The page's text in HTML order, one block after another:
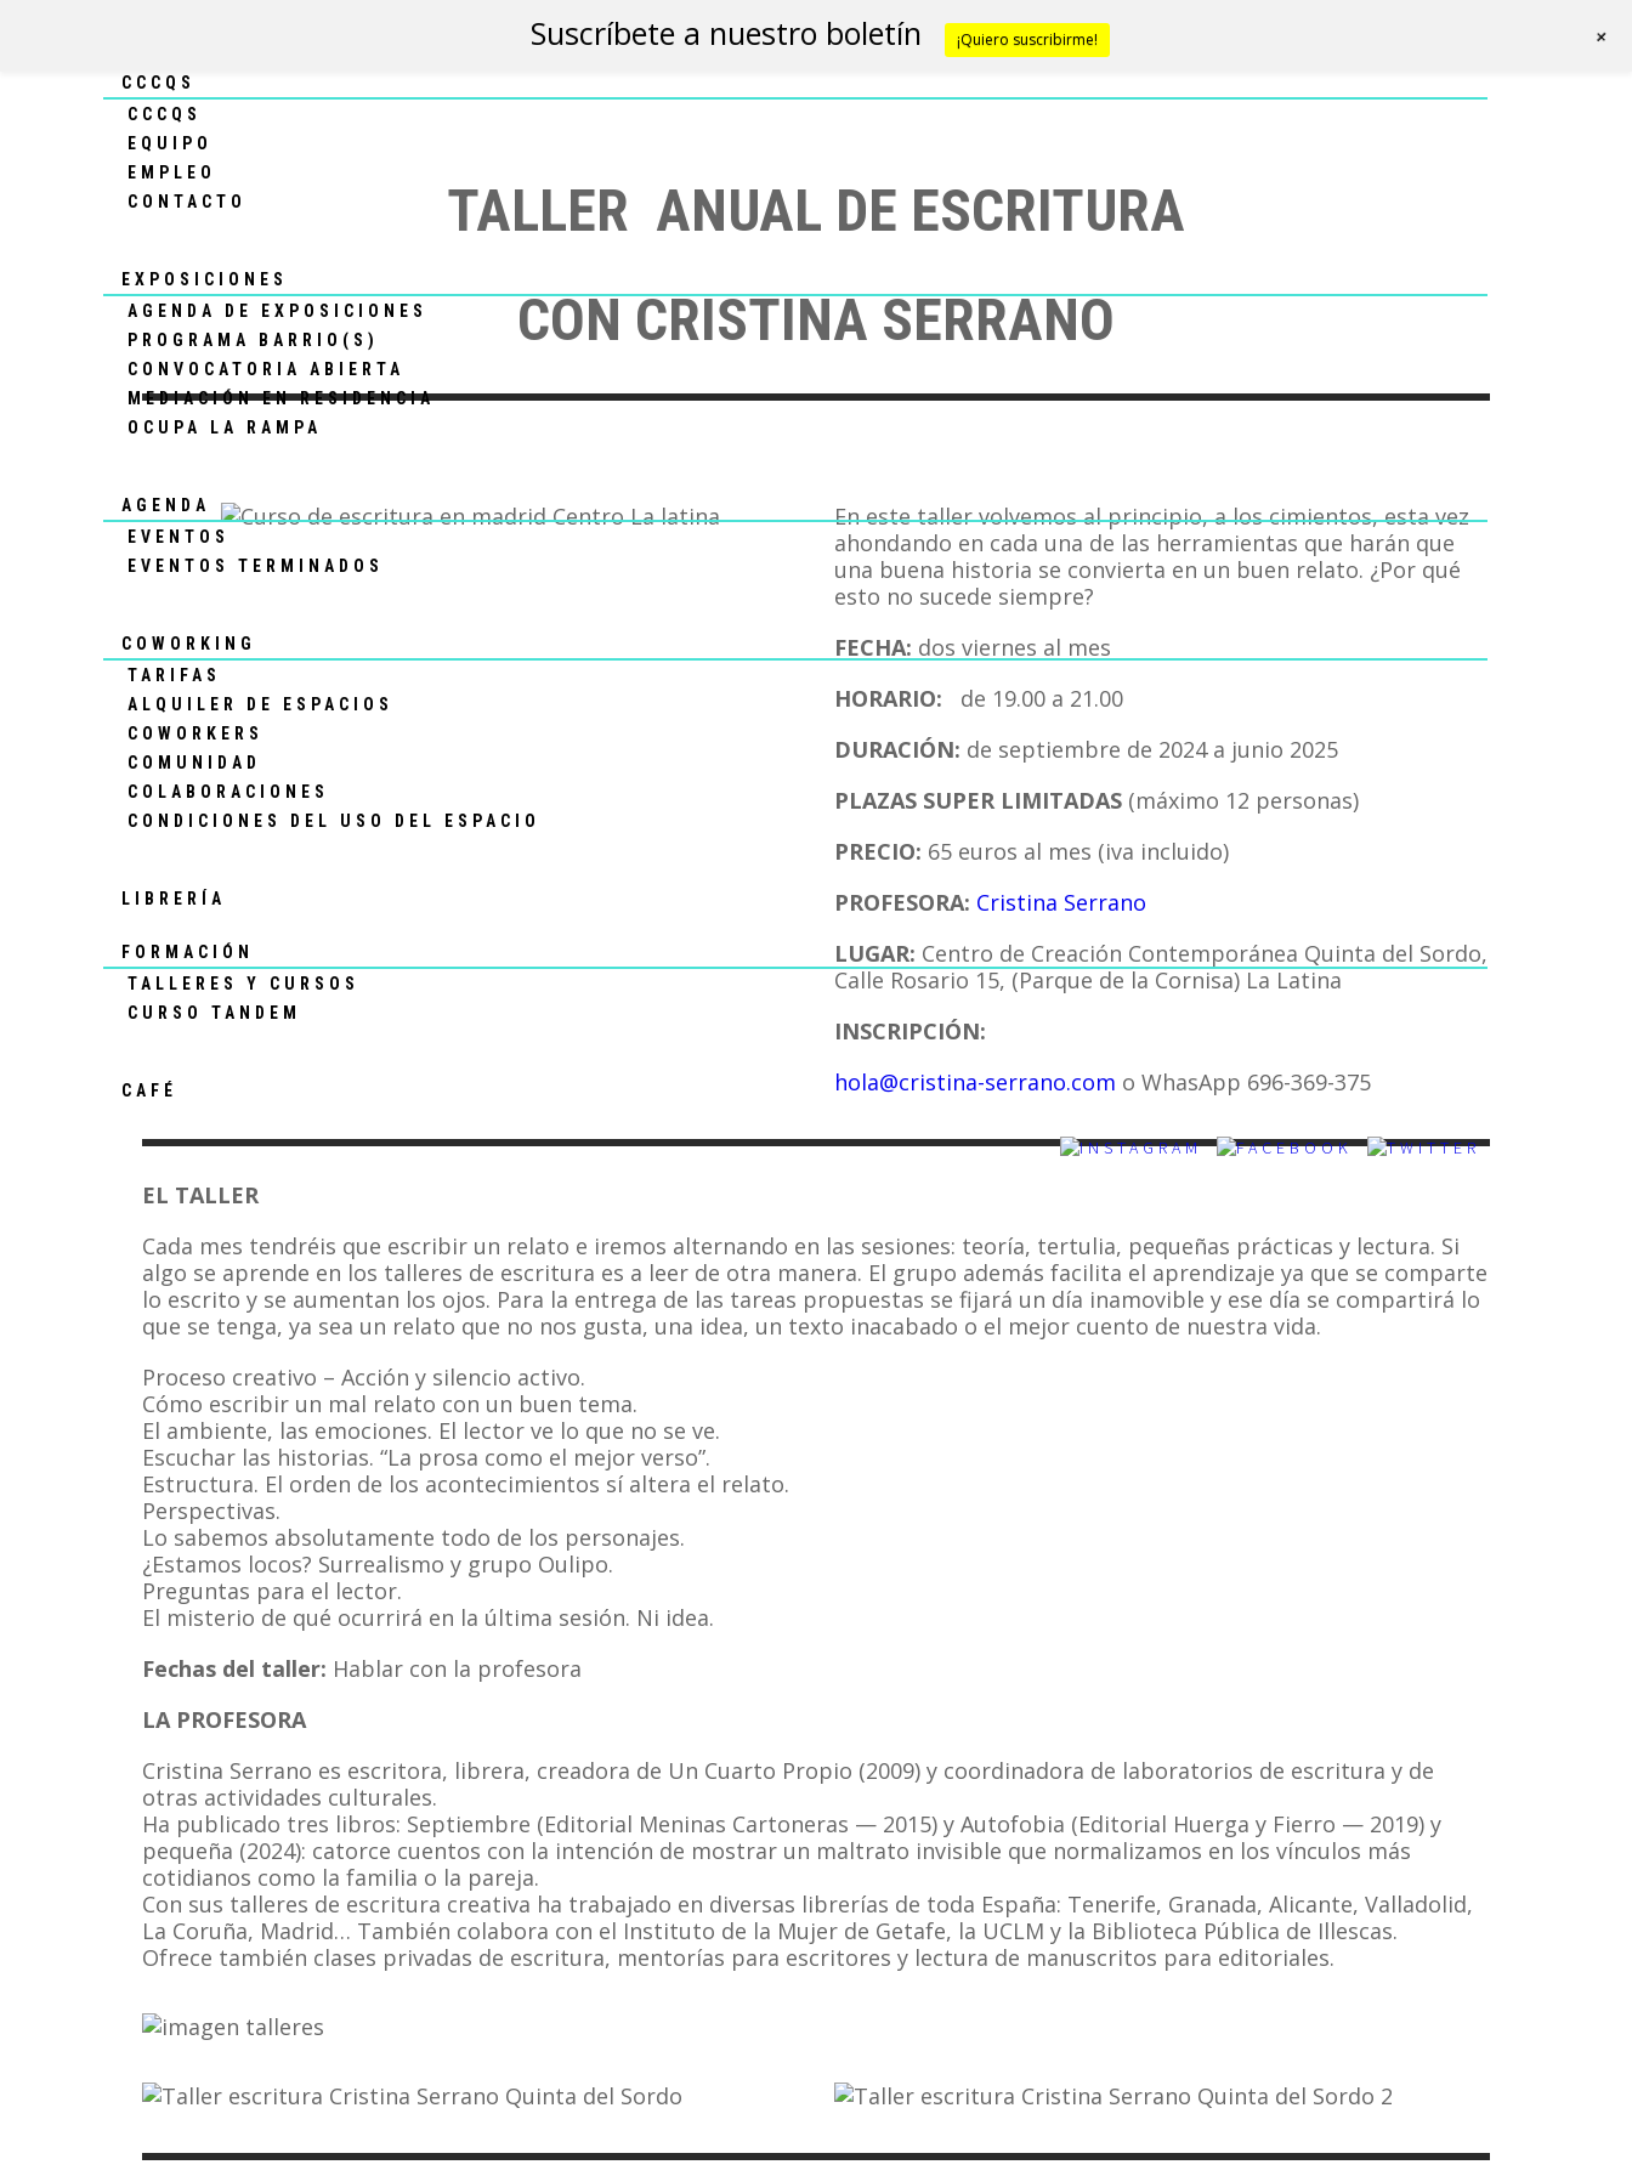
CCCQS
CCCQS
EQUIPO
EMPLEO
CONTACTO
EXPOSICIONES
AGENDA DE EXPOSICIONES
PROGRAMA BARRIO(S)
CONVOCATORIA ABIERTA
MEDIACIÓN EN RESIDENCIA
OCUPA LA RAMPA
AGENDA
EVENTOS
EVENTOS TERMINADOS
COWORKING
TARIFAS
ALQUILER DE ESPACIOS
COWORKERS
COMUNIDAD
COLABORACIONES
CONDICIONES DEL USO DEL ESPACIO
LIBRERÍA
FORMACIÓN
TALLERES Y CURSOS
CURSO TANDEM
CAFÉ
TALLER ANUAL DE ESCRITURA
CON CRISTINA SERRANO
En este taller volvemos al principio, a los cimientos, esta vez
ahondando en cada una de las herramientas que harán que
una buena historia se convierta en un buen relato. ¿Por qué
esto no sucede siempre?
FECHA: dos viernes al mes
HORARIO: de 19.00 a 21.00
DURACIÓN: de septiembre de 2024 a junio 2025
PLAZAS SUPER LIMITADAS (máximo 12 personas)
PRECIO: 65 euros al mes (iva incluido)
PROFESORA: Cristina Serrano
LUGAR: Centro de Creación Contemporánea Quinta del Sordo,
Calle Rosario 15, (Parque de la Cornisa) La Latina
INSCRIPCIÓN:
hola@cristina-serrano.com o WhasApp 696-369-375
EL TALLER
Cada mes tendréis que escribir un relato e iremos alternando en las sesiones: teoría, tertulia, pequeñas prácticas y lectura. Si
algo se aprende en los talleres de escritura es a leer de otra manera. El grupo además facilita el aprendizaje ya que se comparte
lo escrito y se aumentan los ojos. Para la entrega de las tareas propuestas se fijará un día inamovible y ese día se compartirá lo
que se tenga, ya sea un relato que no nos gusta, una idea, un texto inacabado o el mejor cuento de nuestra vida.
Proceso creativo – Acción y silencio activo.
Cómo escribir un mal relato con un buen tema.
El ambiente, las emociones. El lector ve lo que no se ve.
Escuchar las historias. “La prosa como el mejor verso”.
Estructura. El orden de los acontecimientos sí altera el relato.
Perspectivas.
Lo sabemos absolutamente todo de los personajes.
¿Estamos locos? Surrealismo y grupo Oulipo.
Preguntas para el lector.
El misterio de qué ocurrirá en la última sesión. Ni idea.
Fechas del taller: Hablar con la profesora
LA PROFESORA
Cristina Serrano es escritora, librera, creadora de Un Cuarto Propio (2009) y coordinadora de laboratorios de escritura y de
otras actividades culturales.
Ha publicado tres libros: Septiembre (Editorial Meninas Cartoneras — 2015) y Autofobia (Editorial Huerga y Fierro — 2019) y
pequeña (2024): catorce cuentos con la intención de mostrar un maltrato invisible que normalizamos en los vínculos más
cotidianos como la familia o la pareja.
Con sus talleres de escritura creativa ha trabajado en diversas librerías de toda España: Tenerife, Granada, Alicante, Valladolid,
La Coruña, Madrid… También colabora con el Instituto de la Mujer de Getafe, la UCLM y la Biblioteca Pública de Illescas.
Ofrece también clases privadas de escritura, mentorías para escritores y lectura de manuscritos para editoriales.
Suscríbete a nuestro boletín ¡Quiero suscribirme! +